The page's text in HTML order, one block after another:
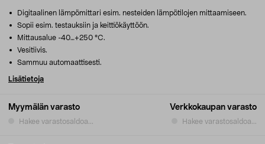
Myymälän varasto
Hakee varastosaldoa...
Verkkokaupan varasto
Hakee varastosaldoa...
Digitaalinen lämpömittari esim. nesteiden lämpötilojen mittaamiseen.
Sopii esim. testauksiin ja keittiökäyttöön.
Mittausalue -40…+250 °C.
Vesitiivis.
Sammuu automaattisesti.
Lisätietoja